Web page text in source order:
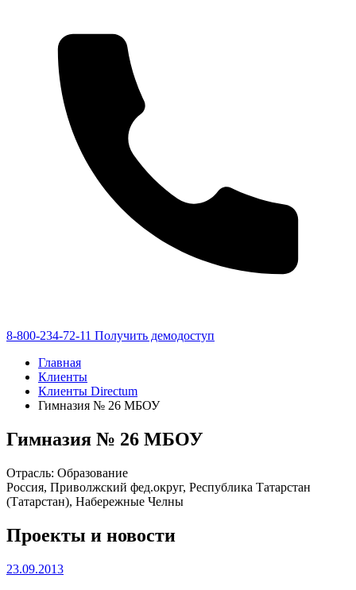
8-800-234-72-11 Получить демодоступ
Главная
Клиенты
Клиенты Directum
Гимназия № 26 МБОУ
Гимназия № 26 МБОУ
Отрасль: Образование
Россия, Приволжский фед.округ, Республика Татарстан
(Татарстан), Набережные Челны
Проекты и новости
23.09.2013